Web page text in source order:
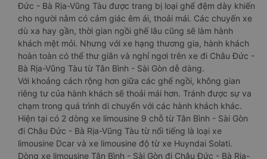
Đức - Bà Rịa-Vũng Tàu được trang bị loại ghế đệm dày khiến
cho người nằm có cảm giác êm ái, thoải mái. Các chuyến xe
dù xa hay gần, thời gian ngồi ghế lâu cũng sẽ làm hành
khách mệt mỏi. Nhưng với xe hạng thương gia, hành khách
hoàn toàn có thể thư giãn và nghỉ ngơi trên xe đi Châu Đức -
Bà Rịa-Vũng Tàu từ Tân Bình - Sài Gòn dễ dàng.
Với khoảng cách rộng hơn giữa các ghế ngồi, không gian
riêng tư của hành khách sẽ thoải mái hơn. Tránh được sự va
chạm trong quá trình di chuyển với các hành khách khác.
Hiện tại có 2 dòng xe limousine 9 chỗ từ Tân Bình - Sài Gòn
đi Châu Đức - Bà Rịa-Vũng Tàu từ nổi tiếng là loại xe
limousine Dcar và xe limousine độ từ xe Huyndai Solati.
Dòng xe limousine Tân Bình - Sài Gòn đi Châu Đức - Bà Rịa-